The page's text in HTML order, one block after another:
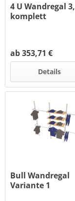
4 U Wandregal 3,
komplett
ab 353,71 €
Details
Bull Wandregal
Variante 1